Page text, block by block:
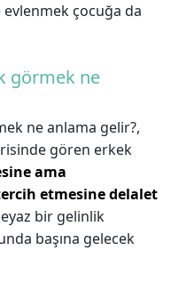
çocuğa da
görmek ne
ne anlama gelir?,
gören erkek
ama
etmesine delalet
bir gelinlik
başına gelecek